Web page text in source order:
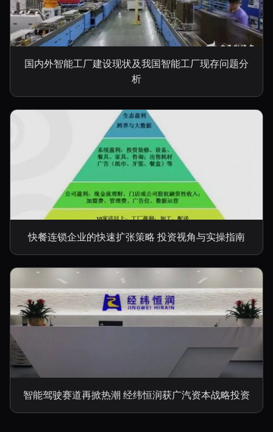
国内外智能工厂建设现状及我国智能工厂现存问题分
析
快餐连锁企业的快速扩张策略 投资视角与实操指南
智能驾驶赛道再掀热潮 经纬恒润获广汽资本战略投资